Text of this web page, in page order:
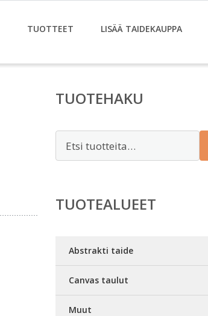
TUOTTEET LISÄÄ TAIDEKAUPPA
TUOTEHAKU
TUOTEALUEET
Abstrakti taide
Canvas taulut
Muut